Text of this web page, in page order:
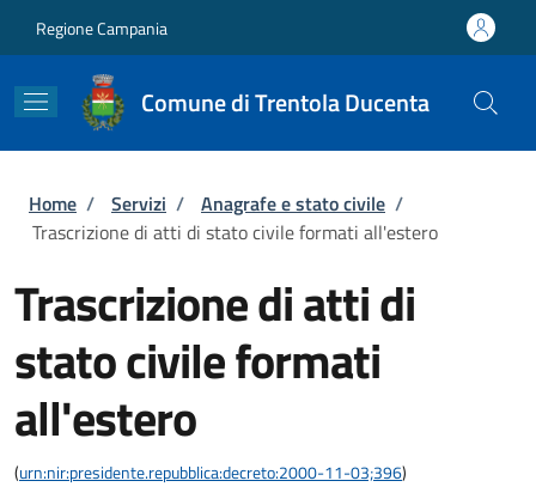
Regione Campania
Comune di Trentola Ducenta
Briciole di pane
Home / Servizi / Anagrafe e stato civile /
Trascrizione di atti di stato civile formati all'estero
Trascrizione di atti di
stato civile formati
all'estero
(urn:nir:presidente.repubblica:decreto:2000-11-03;396)